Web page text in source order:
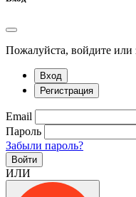
Пожалуйста, войдите или
Вход
Регистрация
Email
Пароль
Забыли пароль?
Войти
ИЛИ